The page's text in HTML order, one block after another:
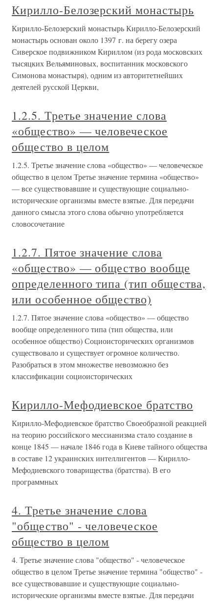
Кирилло-Белозерский монастырь
Кирилло-Белозерский монастырь Кирилло-Белозерский
монастырь основан около 1397 г. на берегу озера
Сиверское подвижником Кириллом (из рода московских
тысяцких Вельяминовых, воспитанник московского
Симонова монастыря), одним из авторитетнейших
деятелей русской Церкви,
1.2.5. Третье значение слова
«общество» — человеческое
общество в целом
1.2.5. Третье значение слова «общество» — человеческое
общество в целом Третье значение термина «общество»
— все существовавшие и существующие социально-
исторические организмы вместе взятые. Для передачи
данного смысла этого слова обычно употребляется
словосочетание
1.2.7. Пятое значение слова
«общество» — общество вообще
определенного типа (тип общества,
или особенное общество)
1.2.7. Пятое значение слова «общество» — общество
вообще определенного типа (тип общества, или
особенное общество) Социоисторических организмов
существовало и существует огромное количество.
Разобраться в этом множестве невозможно без
классификации социоисторических
Кирилло-Мефодиевское братство
Кирилло-Мефодиевское братство Своеобразной реакцией
на теорию российского мессианизма стало создание в
конце 1845 — начале 1846 года в Киеве тайного общества
в составе 12 украинских интеллигентов — Кирилло-
Мефодиевского товарищества (братства). В его
программных
4. Третье значение слова
"общество" - человеческое
общество в целом
4. Третье значение слова "общество" - человеческое
общество в целом Третье значение термина "общество" -
все существовавшие и существующие социально-
исторические организмы вместе взятые. Для передачи